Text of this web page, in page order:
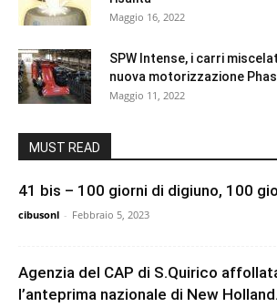
Maggio 16, 2022
SPW Intense, i carri
nuova motorizzazione
Maggio 11, 2022
MUST READ
41 bis – 100 giorni di digiuno, 100
cibusonl - Febbraio 5, 2023
Agenzia del CAP di S.Quirico
l’anteprima nazionale di New Holland.